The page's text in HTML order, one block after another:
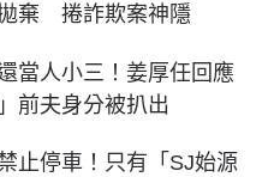
棄 捲詐欺案神隱
當人小三！姜厚任回應
前夫身分被扒出
止停車！只有「SJ始源